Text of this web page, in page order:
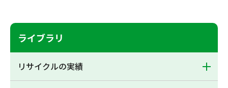
ライブラリ
リサイクルの実績